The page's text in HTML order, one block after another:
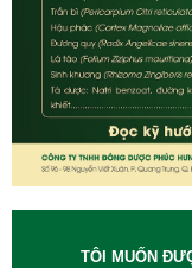
TÔI MUỐN